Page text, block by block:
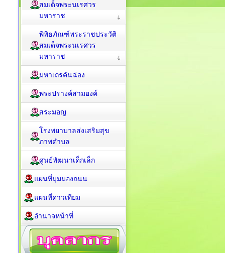
สมเด็จพระนเรศวร
มหาราช
พิพิธภัณฑ์พระราชประวัติ
สมเด็จพระนเรศวร
มหาราช
มหาเถรคันฉ่อง
พระปรางค์สามองค์
สระมอญ
โรงพยาบาลส่งเสริมสุข
ภาพตำบล
ศูนย์พัฒนาเด็กเล็ก
แผนที่มุมมองถนน
แผนที่ดาวเทียม
อำนาจหน้าที่